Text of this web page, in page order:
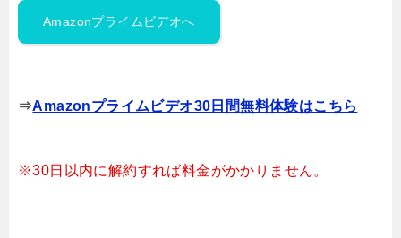
Amazonプライムビデオへ
⇒Amazonプライムビデオ30日間無料体験はこちら
※30日以内に解約すれば料金がかかりません。